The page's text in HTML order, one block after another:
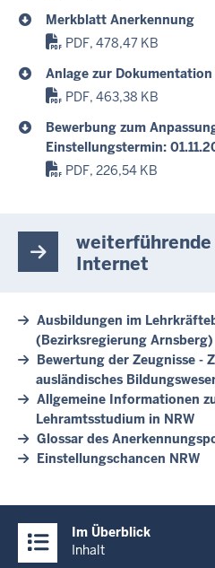
Merkblatt Anerkennung
PDF, 478,47 KB
Anlage zur
PDF, 463,38 KB
Bewerbung zum
Einstellungstermin:
PDF, 226,54 KB
Internet
Ausbildungen im
(Bezirksregierung Arnsberg)
Bewertung der Zeugnisse -
ausländisches
Allgemeine Informationen
Lehramtsstudium in NRW
Glossar des
Einstellungschancen NRW
Inhalte
Im Überblick
Inhalt